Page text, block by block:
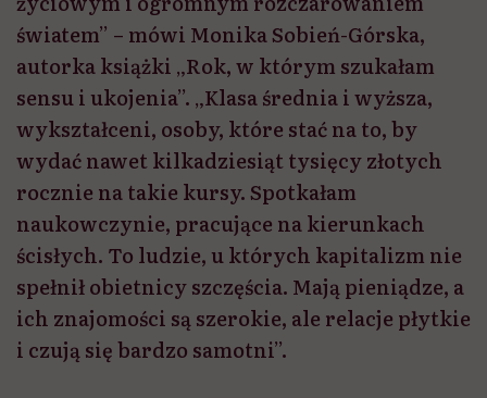
światem” – mówi Monika Sobień-Górska,
autorka książki „Rok, w którym szukałam
sensu i ukojenia”. „Klasa średnia i wyższa,
wykształceni, osoby, które stać na to, by
wydać nawet kilkadziesiąt tysięcy złotych
rocznie na takie kursy. Spotkałam
naukowczynie, pracujące na kierunkach
ścisłych. To ludzie, u których kapitalizm nie
spełnił obietnicy szczęścia. Mają pieniądze, a
ich znajomości są szerokie, ale relacje płytkie
i czują się bardzo samotni”.